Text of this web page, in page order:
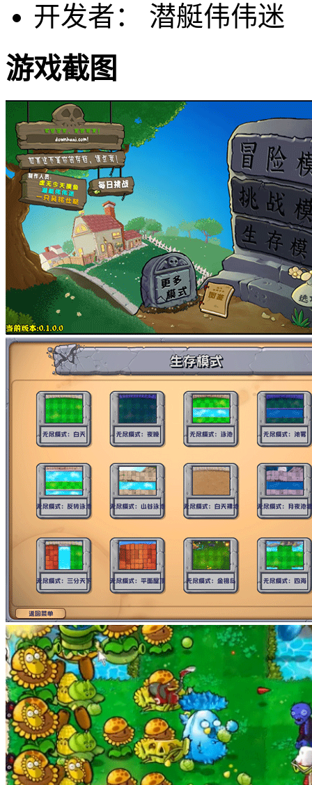
开发者： 潜艇伟伟迷
游戏截图